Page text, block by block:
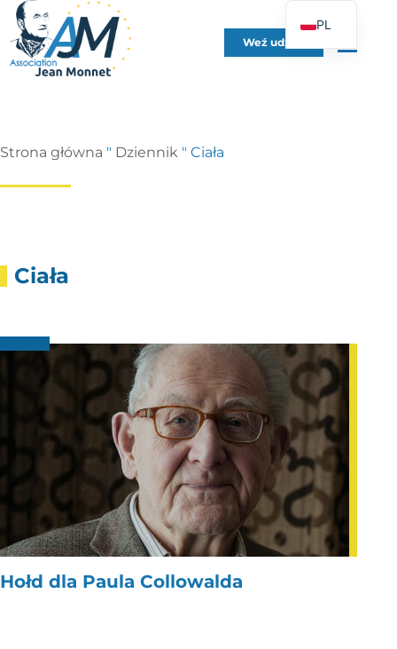
Weź udział
Strona główna " Dziennik " Ciała
Ciała
Hołd dla Paula Collowalda
PL
FR